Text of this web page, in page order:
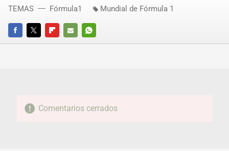
FACEBOOKTWITTERFLIPBOARD
E-
WHATSAPP
TEMAS Fórmula1 Mundial de Fórmula 1
Comentarios cerrados